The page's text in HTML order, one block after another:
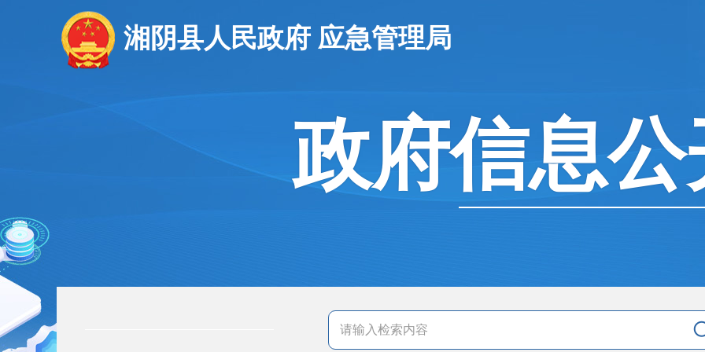
湘阴县人民政府 应急管理局
政府信息公